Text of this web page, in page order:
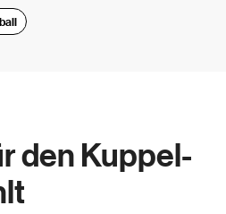
den Kuppel-